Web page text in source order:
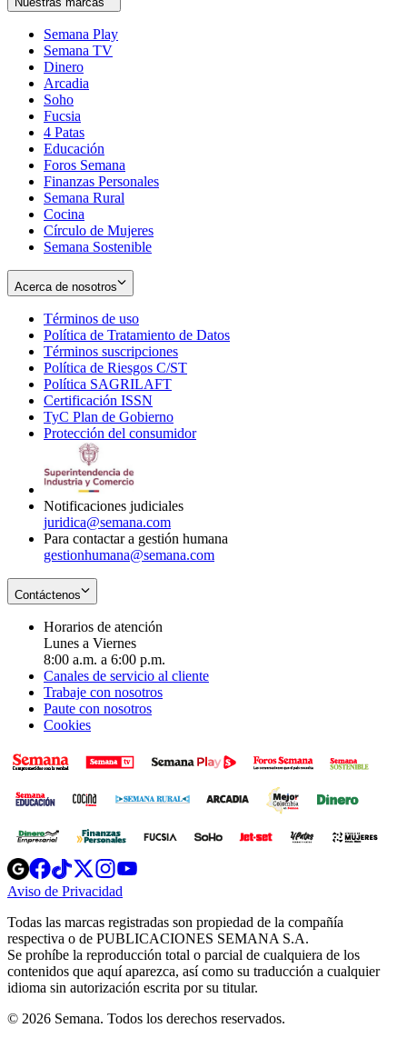
Semana Play
Semana TV
Dinero
Arcadia
Soho
in
new
window
Fucsia
in
new
window
4 Patas
Educación
Foros Semana
Finanzas Personales
Semana Rural
Cocina
Círculo de Mujeres
Semana Sostenible
Acerca de nosotros
Términos de uso
in
new
window
Política de Tratamiento de Datos
Términos suscripciones
in
Política de Riesgos C/ST
Política SAGRILAFT
new
window
Certificación ISSN
in
new
TyC Plan de Gobierno
in
Protección del consumidorOpens
Notificaciones judiciales
juridica@semana.com
Para contactar a gestión humana
gestionhumana@semana.com
Contáctenos
Horarios de atención
Lunes a Viernes
8:00 a.m. a 6:00 p.m.
Canales de servicio al cliente
Trabaje con nosotros
Paute con nosotros
Cookies
Opens
in
new
Opens
in
new
Opens
in
new
window
Opens
new
windowwindow
Aviso de Privacidad
new
window
Todas las marcas registradas son propiedad de la compañía
respectiva o de PUBLICACIONES SEMANA S.A.
Se prohíbe la reproducción total o parcial de cualquiera de los
contenidos que aquí aparezca, así como su traducción a cualquier
idioma sin autorización escrita por su titular.
© 2026 Semana. Todos los derechos reservados.